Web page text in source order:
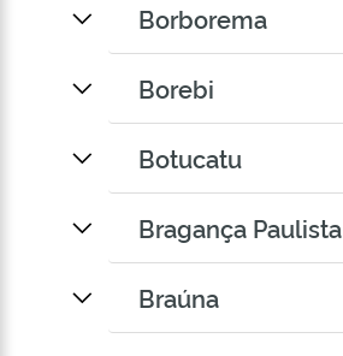
Borborema
Borebi
Botucatu
Bragança Paulista
Braúna